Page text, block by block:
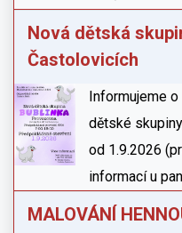
Nová dětská
Častolovicích
Informujeme
dětské
od 1.9.2026
informací u
MALOVÁNÍ